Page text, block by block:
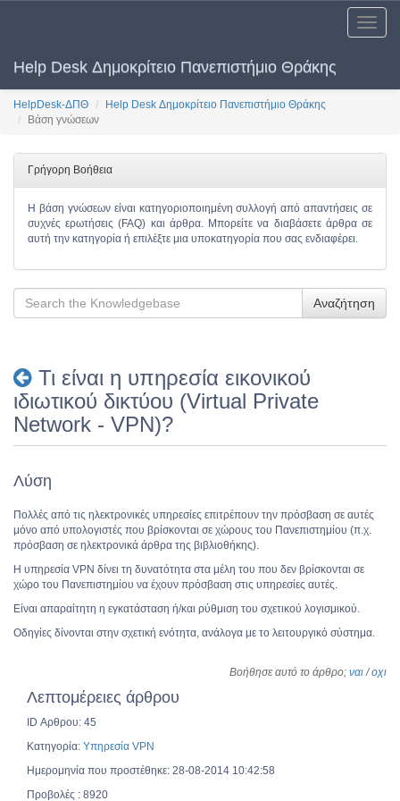
Toggle
Help Desk Δημοκρίτειο Πανεπιστήμιο Θράκης
HelpDesk-ΔΠΘ
Help Desk Δημοκρίτειο Πανεπιστήμιο Θράκης
Βάση γνώσεων
Γρήγορη Βοήθεια
Η βάση γνώσεων είναι κατηγοριοποιημένη συλλογή από απαντήσεις σε
συχνές ερωτήσεις (FAQ) και άρθρα. Μπορείτε να διαβάσετε άρθρα σε
αυτή την κατηγορία ή επιλέξτε μια υποκατηγορία που σας ενδιαφέρει.
Αναζήτηση
Τι είναι η υπηρεσία εικονικού
ιδιωτικού δικτύου (Virtual Private
Network - VPN)?
Λύση
Πολλές από τις ηλεκτρονικές υπηρεσίες επιτρέπουν την πρόσβαση σε αυτές
μόνο από υπολογιστές που βρίσκονται σε χώρους του Πανεπιστημίου (π.χ.
πρόσβαση σε ηλεκτρονικά άρθρα της βιβλιοθήκης).
H υπηρεσία VPN δίνει τη δυνατότητα στα μέλη του που δεν βρίσκονται σε
χώρο του Πανεπιστημίου να έχουν πρόσβαση στις υπηρεσίες αυτές.
Είναι απαραίτητη η εγκατάσταση ή/και ρύθμιση του σχετικού λογισμικού.
Οδηγίες δίνονται στην σχετική ενότητα, ανάλογα με το λειτουργικό σύστημα.
Βοήθησε αυτό το άρθρο; ναι/οχι
Λεπτομέρειες άρθρου
ID Αρθρου: 45
Κατηγορία: Υπηρεσία VPN
Ημερομηνία που προστέθηκε: 28-08-2014 10:42:58
Προβολές : 8920